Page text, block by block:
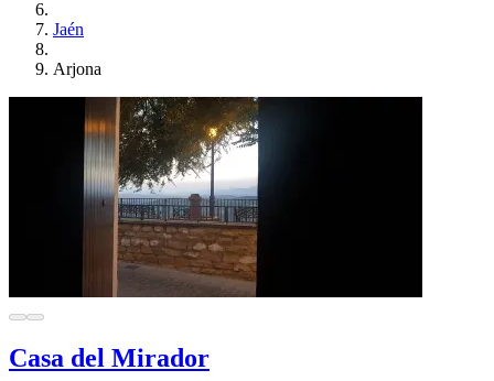
Jaén
Arjona
Casa del Mirador